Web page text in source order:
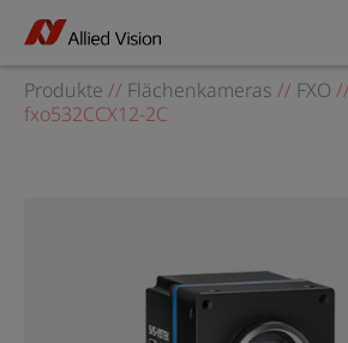
Produkte // Flächenkameras // FXO //
fxo532CCX12-2C